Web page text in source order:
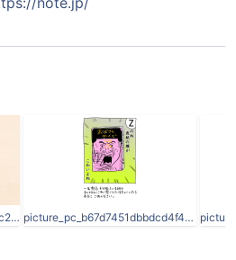
rectangle_large_type_2_cde10c20132a123eccca7ae99f9ee024.jpeg picture_pc_b67d7451dbbdcd4f417f39a06e488936.png